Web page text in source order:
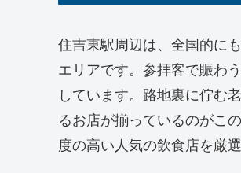
住吉東駅周辺は、全国的に
エリアです。参拝客で賑わ
しています。路地裏に佇む
るお店が揃っているのがこ
度の高い人気の飲食店を厳